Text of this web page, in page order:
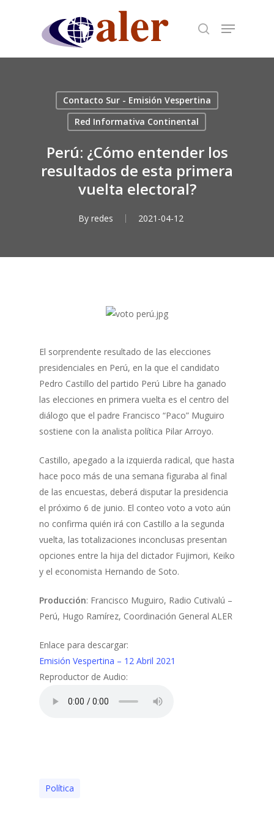
content
Contacto Sur - Emisión Vespertina
Red Informativa Continental
Perú: ¿Cómo entender los
resultados de esta primera
vuelta electoral?
By redes 2021-04-12
El sorprendente resultado de las elecciones
presidenciales en Perú, en la que el candidato
Pedro Castillo del partido Perú Libre ha ganado
las elecciones en primera vuelta es el centro del
diálogo que el padre Francisco “Paco” Muguiro
sostiene con la analista política Pilar Arroyo.
Castillo, apegado a la izquierda radical, que hasta
hace poco más de una semana figuraba al final
de las encuestas, deberá disputar la presidencia
el próximo 6 de junio. El conteo voto a voto aún
no confirma quién irá con Castillo a la segunda
vuelta, las totalizaciones inconclusas presentan
opciones entre la hija del dictador Fujimori, Keiko
y el economista Hernando de Soto.
Producción: Francisco Muguiro, Radio Cutivalú –
Perú, Hugo Ramírez, Coordinación General ALER
Enlace para descargar:
Emisión Vespertina – 12 Abril 2021
Reproductor de Audio:
Polí­tica